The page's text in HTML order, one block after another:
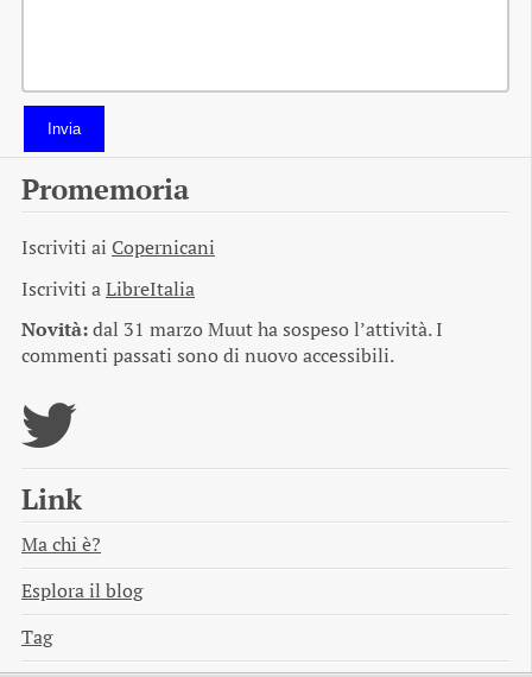
Invia
Promemoria
Iscriviti ai Copernicani
Iscriviti aLibreItalia
Novità:dal 31 marzo Muut ha sospeso l’attività. I
commenti passati sono di nuovo accessibili.
Link
Ma chi è?
Esplora il blog
Tag